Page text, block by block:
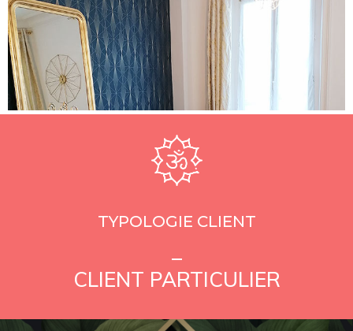
TYPOLOGIE CLIENT
CLIENT PARTICULIER